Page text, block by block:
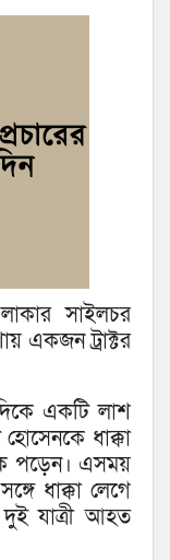
সাইলচর
একজন ট্রাক্টর
একটি লাশ
ধাক্কা
পড়েন। এসময়
ধাক্কা লেগে
যাত্রী আহত